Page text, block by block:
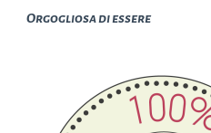
Orgogliosa di essere